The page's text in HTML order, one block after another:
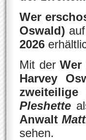
Wer
Oswald) auf
2026
Mit derWer
Harvey
zweiteilige
Pleshette
Anwalt
sehen.